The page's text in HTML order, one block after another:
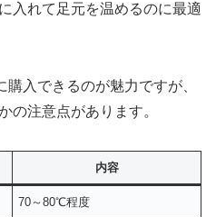
入れて足元を温めるのに最適
入できるのが魅力ですが、
の注意点があります。
内容
70～80℃程度